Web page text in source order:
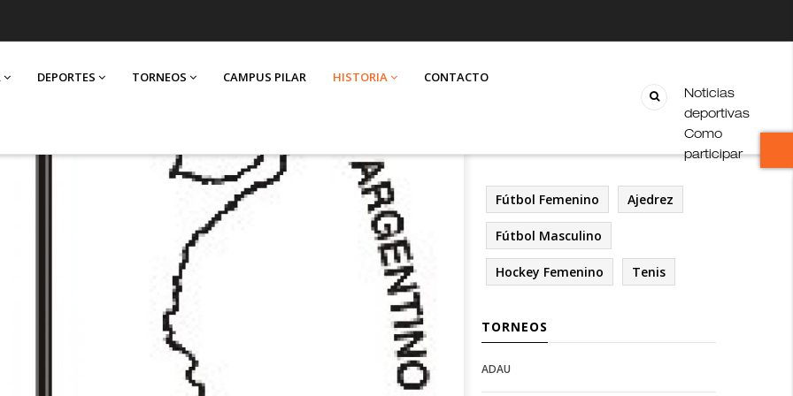
DEPORTES TORNEOS CAMPUS PILAR HISTORIA CONTACTO
Noticias
deportivas
Como
participar
Fútbol Femenino Ajedrez
Fútbol Masculino
Hockey Femenino Tenis
TORNEOS
Open
Deportes
Open
configuration
ADAU